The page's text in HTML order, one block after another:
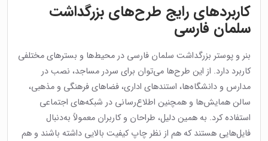
کاربردهای رایج طرح‌های بزرگداشت
سلمان فارسی
بنر و پوستر بزرگداشت سلمان فارسی در محیط‌ها و بسترهای مختلفی
کاربرد دارد. از این طرح‌ها می‌توان برای سردر مساجد، نصب در
مدارس و دانشگاه‌ها، استندهای اداری، فضاهای فرهنگی و مذهبی،
سالن همایش‌ها و همچنین اطلاع‌رسانی در شبکه‌های اجتماعی
استفاده کرد. به همین دلیل، طراحان و کاربران معمولاً به‌دنبال
فایل‌هایی هستند که هم از نظر چاپ کیفیت بالایی داشته باشند و هم